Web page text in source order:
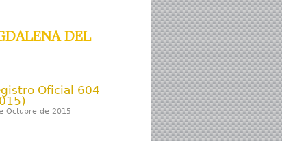
del
Oficial 604
Octubre de 2015